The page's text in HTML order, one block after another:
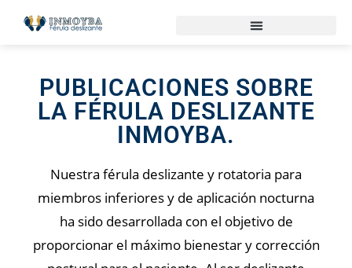
PUBLICACIONES SOBRE
LA FÉRULA DESLIZANTE
INMOYBA.
Nuestra férula deslizante y rotatoria para
miembros inferiores y de aplicación nocturna
ha sido desarrollada con el objetivo de
proporcionar el máximo bienestar y corrección